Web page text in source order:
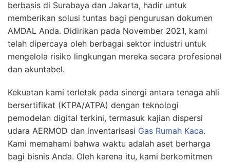
berbasis di Surabaya dan Jakarta, hadir untuk
memberikan solusi tuntas bagi pengurusan dokumen
AMDAL Anda. Didirikan pada November 2021, kami
telah dipercaya oleh berbagai sektor industri untuk
mengelola risiko lingkungan mereka secara profesional
dan akuntabel.
Kekuatan kami terletak pada sinergi antara tenaga ahli
bersertifikat (KTPA/ATPA) dengan teknologi
pemodelan digital terkini, termasuk kajian dispersi
udara AERMOD dan inventarisasi Gas Rumah Kaca.
Kami memahami bahwa waktu adalah aset berharga
bagi bisnis Anda. Oleh karena itu, kami berkomitmen